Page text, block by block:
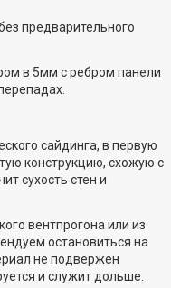
предварительного
в 5мм с ребром панели
сайдинга, в первую
конструкцию, схожую с
сухость стен и
вентпрогона или из
остановиться на
не подвержен
и служит дольше.